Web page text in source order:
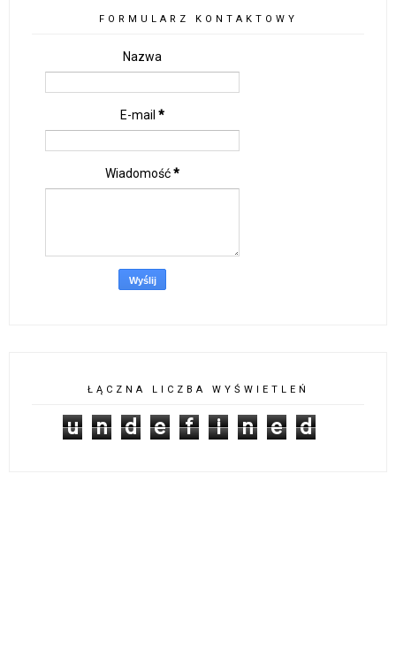
FORMULARZ KONTAKTOWY
Nazwa
E-mail *
Wiadomość*
ŁĄCZNA LICZBA WYŚWIETLEŃ
u n d e f i n e d